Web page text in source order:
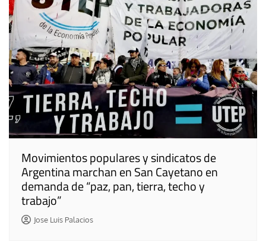
Movimientos populares y sindicatos de
Argentina marchan en San Cayetano en
demanda de “paz, pan, tierra, techo y
trabajo”
Jose Luis Palacios